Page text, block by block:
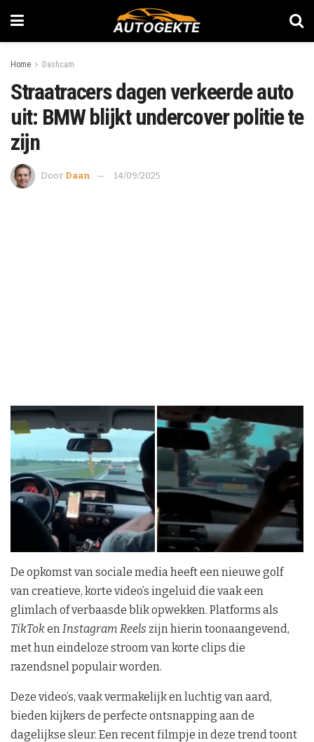
Home Dashcam
Straatracers dagen verkeerde auto
uit: BMW blijkt undercover politie te
zijn
Door Daan 14/09/2025
De opkomst van sociale media heeft een nieuwe golf
van creatieve, korte video’s ingeluid die vaak een
glimlach of verbaasde blik opwekken. Platforms als
TikToken Instagram Reels zijn hierin toonaangevend,
met hun eindeloze stroom van korte clips die
razendsnel populair worden.
Deze video’s, vaak vermakelijk en luchtig van aard,
bieden kijkers de perfecte ontsnapping aan de
dagelijkse sleur. Een recent filmpje in deze trend toont